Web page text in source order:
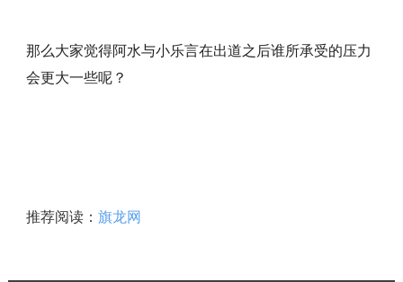
那么大家觉得阿水与小乐言在出道之后谁所承受的压力
会更大一些呢？
推荐阅读： 旗龙网